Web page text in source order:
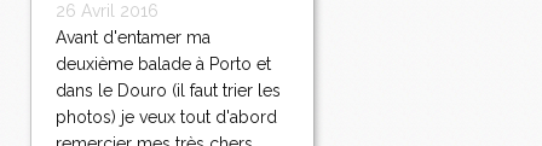
26 Avril 2016
Avant d'entamer ma
deuxième balade à Porto et
dans le Douro (il faut trier les
photos) je veux tout d'abord